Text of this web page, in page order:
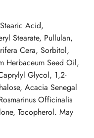
Acid,
Stearate, Pullulan,
Cera, Sorbitol,
Herbaceum Seed Oil,
Glycol, 1,2-
Acacia Senegal
Officinalis
Tocopherol. May